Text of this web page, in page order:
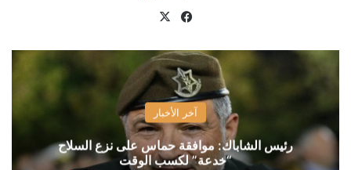
فيسبوك
آخر الأخبار
رئيس الشاباك: موافقة حماس على نزع السلاح
“خدعة” لكسب الوقت